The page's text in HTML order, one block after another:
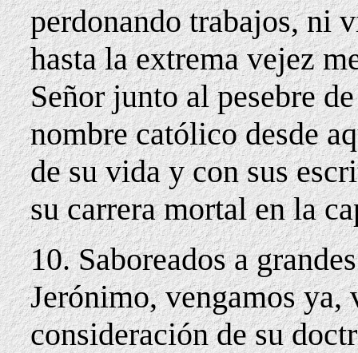
perdonando trabajos, ni
hasta la extrema vejez
Señor junto al pesebre
nombre católico desde
de su vida y con sus
su carrera mortal en la
10. Saboreados a
Jerónimo, vengamos ya,
consideración de su